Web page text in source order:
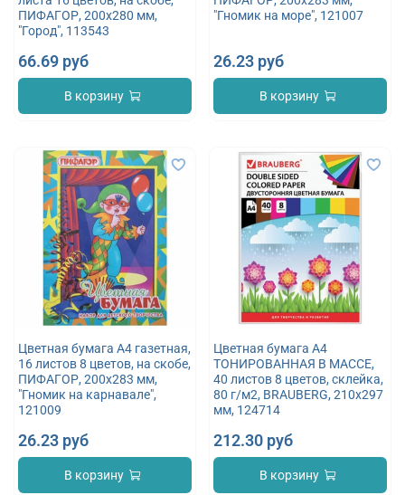
ПИФАГОР, 200х280 мм,
"Город", 113543
66.69 руб
В корзину
"Гномик на море", 121007
26.23 руб
В корзину
Цветная бумага А4 газетная,
16 листов 8 цветов, на скобе,
ПИФАГОР, 200х283 мм,
"Гномик на карнавале",
121009
26.23 руб
В корзину
Цветная бумага А4
ТОНИРОВАННАЯ В МАССЕ,
40 листов 8 цветов, склейка,
80 г/м2, BRAUBERG, 210х297
мм, 124714
212.30 руб
В корзину